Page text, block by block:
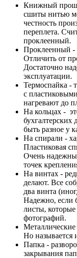
Книжный
сшиты нитью
честность
переплета.
проклеенный.
Проклеенный -
Отличить от
Достаточно
эксплуатации.
Термоспайка -
с
нагревают до
На кольцах -
бухгалтерских
быть разное у
На спирали -
Пластиковая
Очень
точек
На винтах -
делают. Все
два винта
Надежно, если
листы, которые
фотографий.
Металлические
Но называется
Папка -
закрывания